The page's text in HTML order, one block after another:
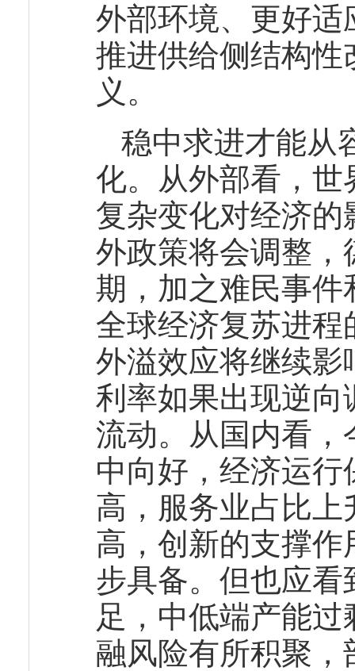
外部环境、更好
推进供给侧结构
义。
稳中求进才能从
化。从外部看，
复杂变化对经济
外政策将会调整
期，加之难民事
全球经济复苏进
外溢效应将继续
利率如果出现逆
流动。从国内看
中向好，经济运
高，服务业占比
高，创新的支撑
步具备。但也应
足，中低端产能
融风险有所积聚